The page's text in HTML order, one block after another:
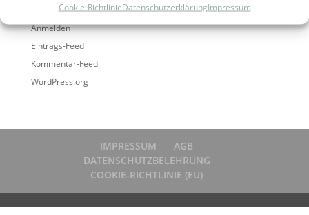
Cookie-RichtlinieDatenschutzerklärungImpressum
Anmelden
Eintrags-Feed
Kommentar-Feed
WordPress.org
IMPRESSUM
AGB
DATENSCHUTZBELEHRUNG
COOKIE-RICHTLINIE (EU)